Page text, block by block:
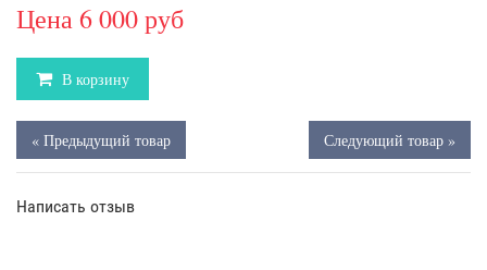
Цена6 000 руб
В корзину
« Предыдущий товар Следующий товар »
Написать отзыв